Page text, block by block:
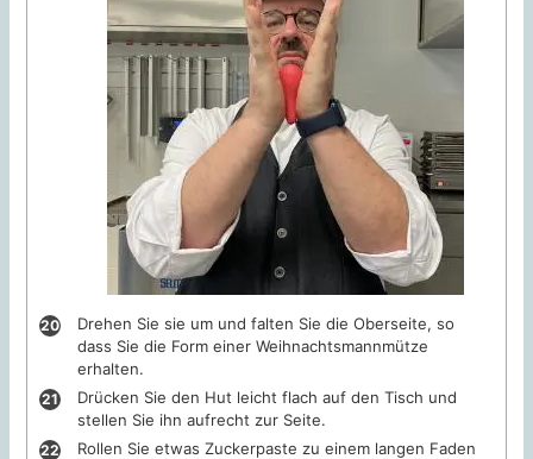
Drehen Sie sie um und falten Sie die Oberseite, so
dass Sie die Form einer Weihnachtsmannmütze
erhalten.
Drücken Sie den Hut leicht flach auf den Tisch und
stellen Sie ihn aufrecht zur Seite.
Rollen Sie etwas Zuckerpaste zu einem langen Faden